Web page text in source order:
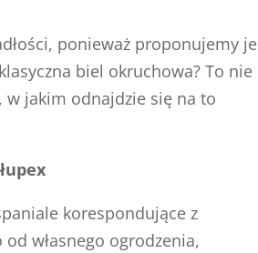
ponieważ proponujemy je
biel okruchowa? To nie
w jakim odnajdzie się na to
korespondujące z
własnego ogrodzenia,